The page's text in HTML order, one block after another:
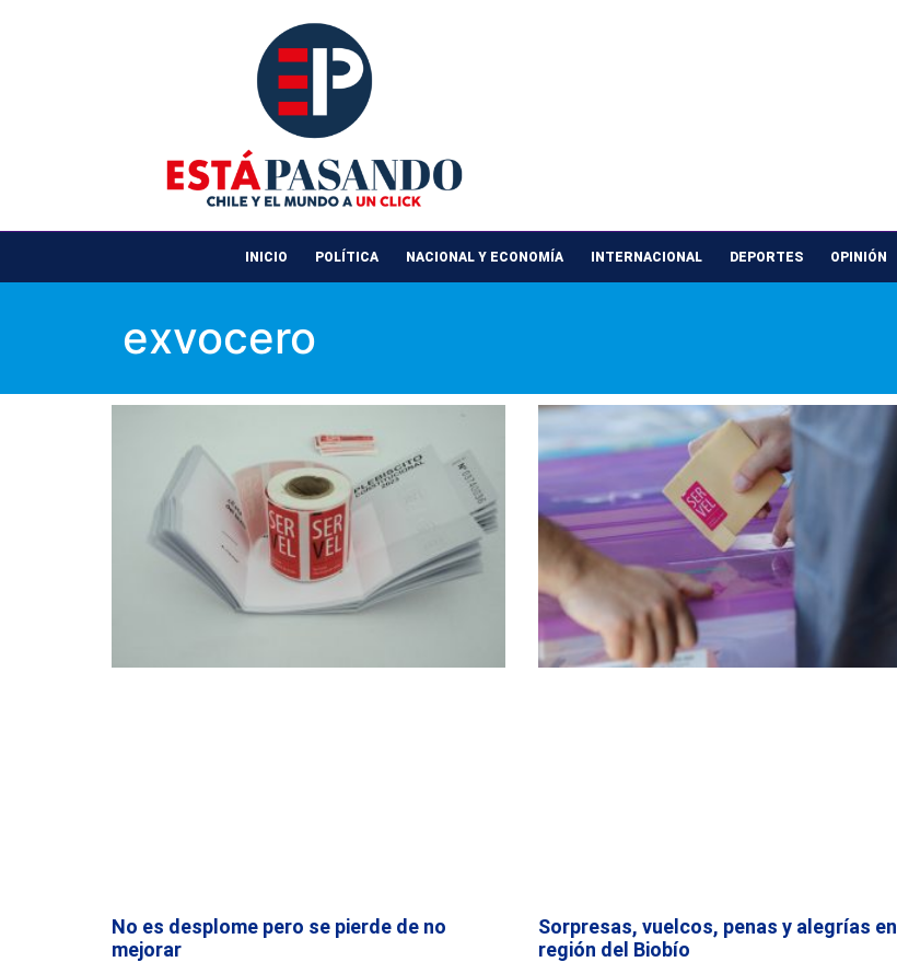
INICIO POLÍTICA NACIONAL Y ECONOMÍA INTERNACIONAL DEPORTES OPINIÓN
exvocero
No es desplome pero se pierde de no
mejorar
Sorpresas, vuelcos, penas y alegrías en
región del Biobío